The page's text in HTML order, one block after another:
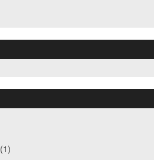
(1)